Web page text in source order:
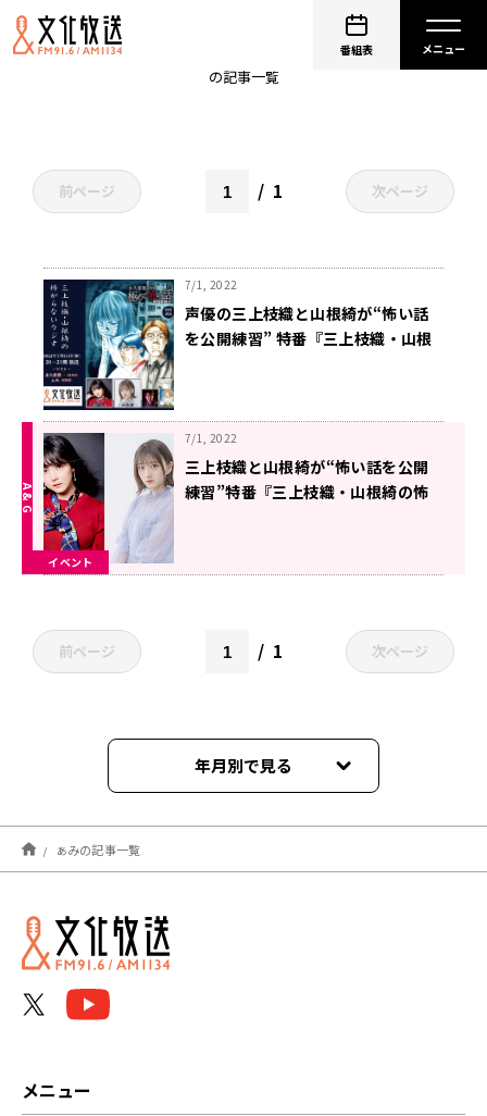
番組表
の記事一覧
前ページ 1 次ページ
7/1, 2022
声優の三上枝織と山根綺が“怖い話
を公開練習” 特番『三上枝織・山根
イベント
7/1, 2022
三上枝織と山根綺が“怖い話を公開
練習”特番『三上枝織・山根綺の怖
前ページ 1 次ページ
年月別で見る
2023年05月
2022年07月
2022年06月
ぁみの記事一覧
メニュー